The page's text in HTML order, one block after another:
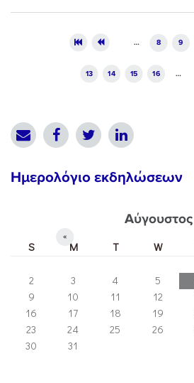
… 8 9
13 14 15 16 …
Ημερολόγιο εκδηλώσεων
Αύγουστος
«
S M T W
2
3 4 5
9
10 11 12
16
17 18 19
23
24 25 26
30
31